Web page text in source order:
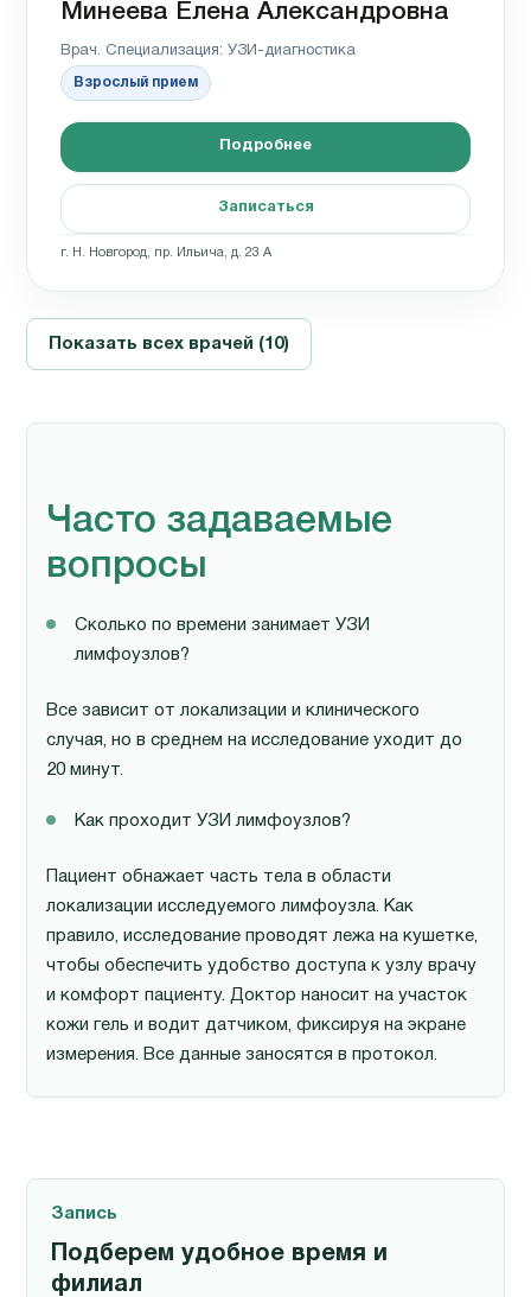
Запись
Подберем удобное время и
филиал
Минеева Елена Александровна
Врач. Специализация: УЗИ-диагностика
Взрослый прием
Подробнее
Записаться
г. Н. Новгород, пр. Ильича, д. 23 А
Показать всех врачей (10)
Часто задаваемые
вопросы
Сколько по времени занимает УЗИ
лимфоузлов?
Все зависит от локализации и клинического
случая, но в среднем на исследование уходит до
20 минут.
Как проходит УЗИ лимфоузлов?
Пациент обнажает часть тела в области
локализации исследуемого лимфоузла. Как
правило, исследование проводят лежа на кушетке,
чтобы обеспечить удобство доступа к узлу врачу
и комфорт пациенту. Доктор наносит на участок
кожи гель и водит датчиком, фиксируя на экране
измерения. Все данные заносятся в протокол.